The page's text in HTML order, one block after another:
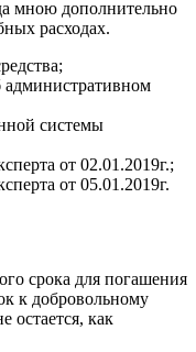
мною дополнительно
расходах.
административном
системы
от 02.01.2019г.;
от 05.01.2019г.
срока для погашения
к добровольному
остается, как